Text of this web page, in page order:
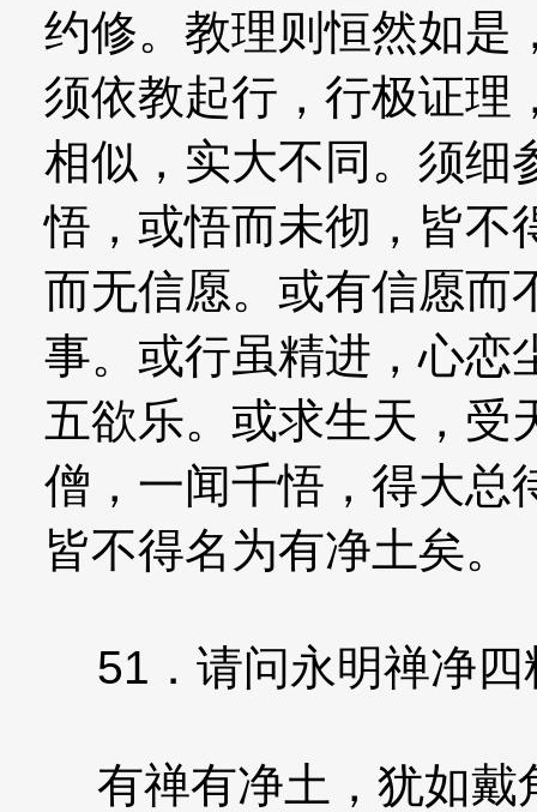
约修。教理则恒然如是
须依教起行，行极证理
相似，实大不同。须细
悟，或悟而未彻，皆不
而无信愿。或有信愿而
事。或行虽精进，心恋
五欲乐。或求生天，受
僧，一闻千悟，得大总
皆不得名为有净土矣。
51．请问永明禅净四
有禅有净土，犹如戴